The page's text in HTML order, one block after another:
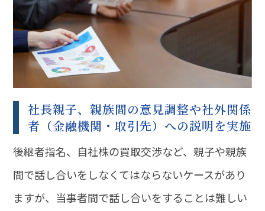
社長親子、親族間の意見調整や社外関係
者（金融機関・取引先）への説明を実施
後継者指名、自社株の買取交渉など、親子や親族
間で話し合いをしなくてはならないケースがあり
ますが、当事者間で話し合いをすることは難しい